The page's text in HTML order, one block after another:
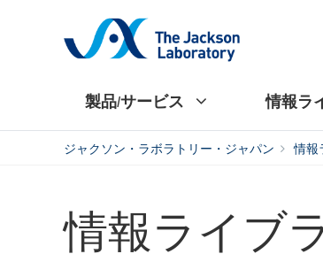
製品/サービス 情報ラ
ジャクソン・ラボラトリー・ジャパン 情報
情報ライブ